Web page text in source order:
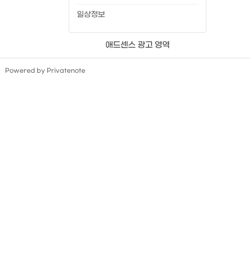
일상정보
애드센스 광고 영역
Powered by Privatenote
TistoryWhaleSkin3.4